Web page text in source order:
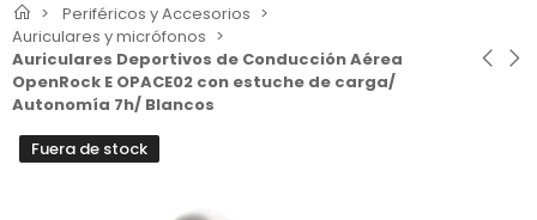
Periféricos y Accesorios
Auriculares y micrófonos
Auriculares Deportivos de Conducción Aérea
OpenRock E OPACE02 con estuche de carga/
Autonomía 7h/ Blancos
Fuera de stock